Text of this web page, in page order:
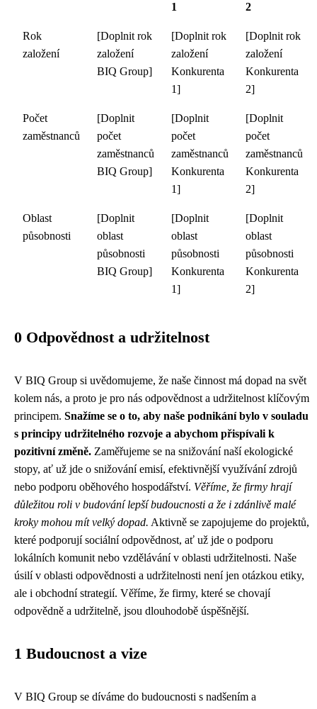
1
2
Rok
založení
[Doplnit rok
založení
BIQ Group]
[Doplnit rok
založení
Konkurenta
1]
[Doplnit rok
založení
Konkurenta
2]
Počet
zaměstnanců
[Doplnit
počet
zaměstnanců
BIQ Group]
[Doplnit
počet
zaměstnanců
Konkurenta
1]
[Doplnit
počet
zaměstnanců
Konkurenta
2]
Oblast
působnosti
[Doplnit
oblast
působnosti
BIQ Group]
[Doplnit
oblast
působnosti
Konkurenta
1]
[Doplnit
oblast
působnosti
Konkurenta
2]
0 Odpovědnost a udržitelnost
V BIQ Group si uvědomujeme, že naše činnost má dopad na svět
kolem nás, a proto je pro nás odpovědnost a udržitelnost klíčovým
principem. Snažíme se o to, aby naše podnikání bylo v souladu
s principy udržitelného rozvoje a abychom přispívali k
pozitivní změně. Zaměřujeme se na snižování naší ekologické
stopy, ať už jde o snižování emisí, efektivnější využívání zdrojů
nebo podporu oběhového hospodářství. Věříme, že firmy hrají
důležitou roli v budování lepší budoucnosti a že i zdánlivě malé
kroky mohou mít velký dopad. Aktivně se zapojujeme do projektů,
které podporují sociální odpovědnost, ať už jde o podporu
lokálních komunit nebo vzdělávání v oblasti udržitelnosti. Naše
úsilí v oblasti odpovědnosti a udržitelnosti není jen otázkou etiky,
ale i obchodní strategií. Věříme, že firmy, které se chovají
odpovědně a udržitelně, jsou dlouhodobě úspěšnější.
1 Budoucnost a vize
V BIQ Group se díváme do budoucnosti s nadšením a